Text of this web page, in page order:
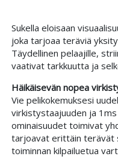
Sukella eloisaan
joka tarjoaa teräviä
Täydellinen pelaajille,
vaativat tarkkuutta ja
Häikäisevän nopea
Vie pelikokemuksesi
virkistystaajuuden ja
ominaisuudet toimivat
tarjoavat erittäin terävät
toiminnan kilpailuetua